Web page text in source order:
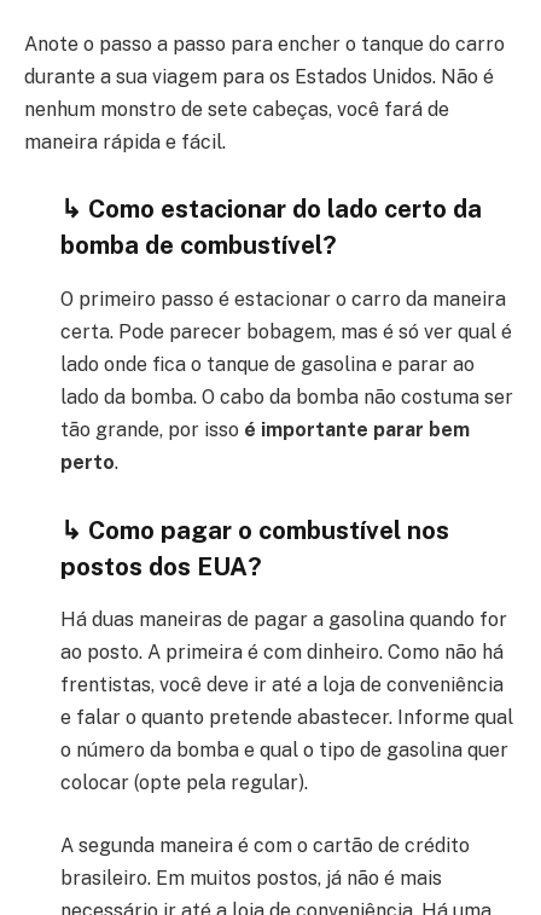
Anote o passo a passo para encher o tanque do carro
durante a sua viagem para os Estados Unidos. Não é
nenhum monstro de sete cabeças, você fará de
maneira rápida e fácil.
↳ Como estacionar do lado certo da
bomba de combustível?
O primeiro passo é estacionar o carro da maneira
certa. Pode parecer bobagem, mas é só ver qual é
lado onde fica o tanque de gasolina e parar ao
lado da bomba. O cabo da bomba não costuma ser
tão grande, por isso é importante parar bem
perto.
↳ Como pagar o combustível nos
postos dos EUA?
Há duas maneiras de pagar a gasolina quando for
ao posto. A primeira é com dinheiro. Como não há
frentistas, você deve ir até a loja de conveniência
e falar o quanto pretende abastecer. Informe qual
o número da bomba e qual o tipo de gasolina quer
colocar (opte pela regular).
A segunda maneira é com o cartão de crédito
brasileiro. Em muitos postos, já não é mais
necessário ir até a loja de conveniência. Há uma